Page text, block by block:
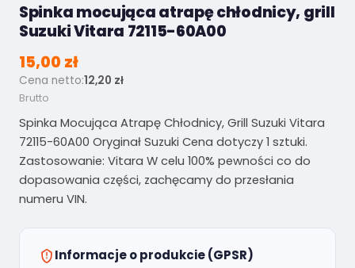
Spinka mocująca atrapę chłodnicy, grill
Suzuki Vitara 72115-60A00
15,00 zł
Cena netto:12,20 zł
Brutto
Spinka Mocująca Atrapę Chłodnicy, Grill Suzuki Vitara
72115-60A00 Oryginał Suzuki Cena dotyczy 1 sztuki.
Zastosowanie: Vitara W celu 100% pewności co do
dopasowania części, zachęcamy do przesłania
numeru VIN.
Informacje o produkcie (GPSR)